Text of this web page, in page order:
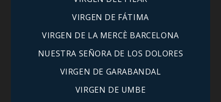
VIRGEN DE FÁTIMA
VIRGEN DE LA MERCÈ BARCELONA
NUESTRA SEÑORA DE LOS DOLORES
VIRGEN DE GARABANDAL
VIRGEN DE UMBE